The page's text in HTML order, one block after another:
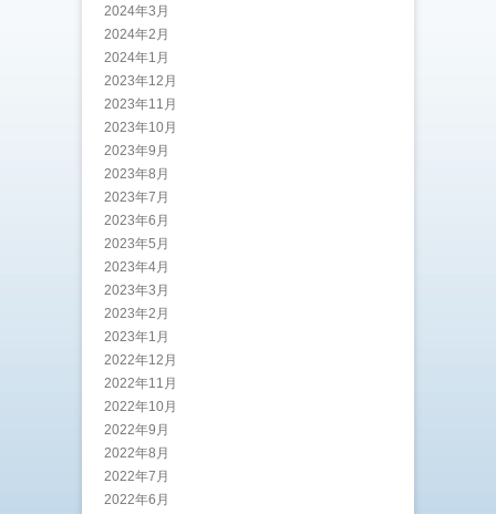
2024年3月
2024年2月
2024年1月
2023年12月
2023年11月
2023年10月
2023年9月
2023年8月
2023年7月
2023年6月
2023年5月
2023年4月
2023年3月
2023年2月
2023年1月
2022年12月
2022年11月
2022年10月
2022年9月
2022年8月
2022年7月
2022年6月